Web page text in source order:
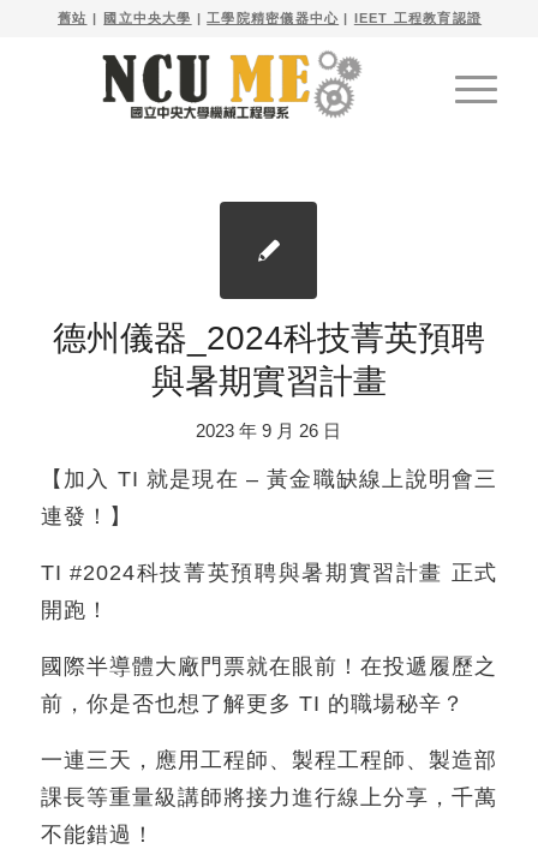
舊站 | 國立中央大學 | 工學院精密儀器中心 | IEET 工程教育認證
德州儀器_2024科技菁英預聘
與暑期實習計畫
2023 年 9 月 26 日
【加入 TI 就是現在 – 黃金職缺線上說明會三
連發！】
TI #2024科技菁英預聘與暑期實習計畫 正式
開跑！
國際半導體大廠門票就在眼前！在投遞履歷之
前，你是否也想了解更多 TI 的職場秘辛？
一連三天，應用工程師、製程工程師、製造部
課長等重量級講師將接力進行線上分享，千萬
不能錯過！